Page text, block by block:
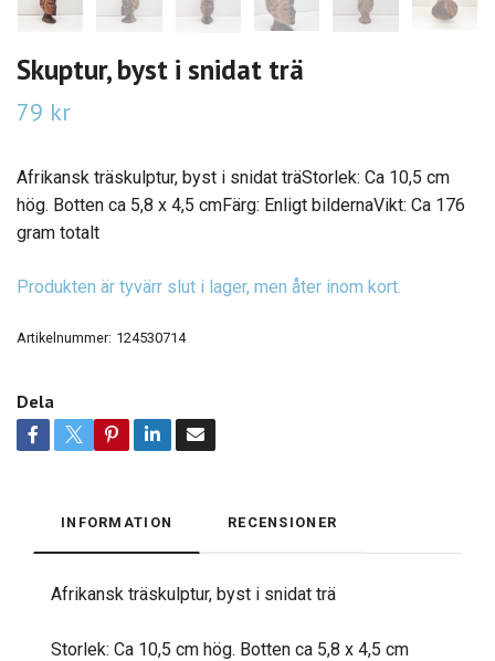
Skuptur, byst i snidat trä
79 kr
Afrikansk träskulptur, byst i snidat träStorlek: Ca 10,5 cm
hög. Botten ca 5,8 x 4,5 cmFärg: Enligt bildernaVikt: Ca 176
gram totalt
Produkten är tyvärr slut i lager, men åter inom kort.
Artikelnummer: 124530714
Dela
INFORMATION RECENSIONER
Afrikansk träskulptur, byst i snidat trä
Storlek: Ca 10,5 cm hög. Botten ca 5,8 x 4,5 cm